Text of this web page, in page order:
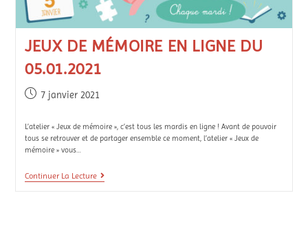
JEUX DE MÉMOIRE EN LIGNE DU
05.01.2021
7 janvier 2021
L’atelier « Jeux de mémoire », c’est tous les mardis en ligne ! Avant de pouvoir
tous se retrouver et de partager ensemble ce moment, l’atelier « Jeux de
mémoire » vous…
Continuer La Lecture